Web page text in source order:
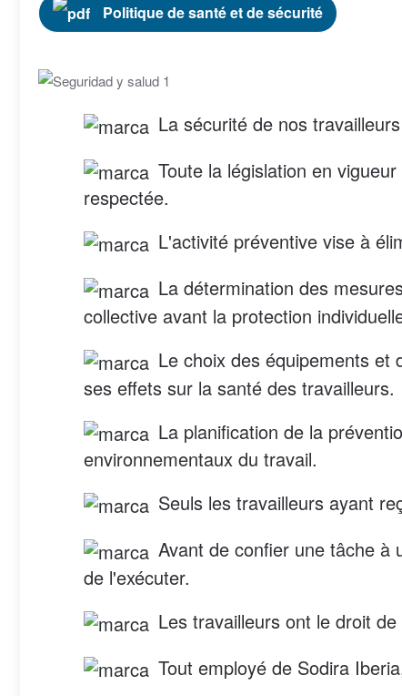
Politique de santé et de sécurité
La sécurité de nos
Toute la législation en
respectée.
L'activité préventive vise à
La détermination des
collective avant la protection
Le choix des équipements
ses effets sur la santé des travailleurs.
La planification de la
environnementaux du travail.
Seuls les travailleurs ayant
Avant de confier une tâche à
de l'exécuter.
Les travailleurs ont le droit
Tout employé de Sodira